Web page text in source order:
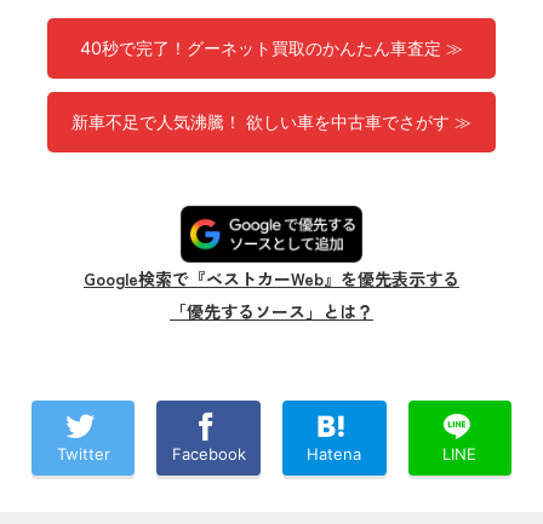
40秒で完了！グーネット買取のかんたん車査定 ≫
新車不足で人気沸騰！ 欲しい車を中古車でさがす ≫
Google検索で『ベストカーWeb』を優先表示する
「優先するソース」とは？
Twitter Facebook Hatena LINE